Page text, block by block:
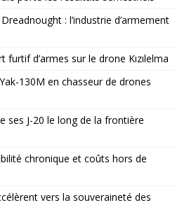
: l’industrie d’armement
furtif d’armes sur le drone Kızılelma
130M en chasseur de drones
ses J-20 le long de la frontière
chronique et coûts hors de
vers la souveraineté des